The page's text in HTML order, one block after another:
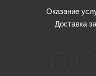
Оказание
Доставка